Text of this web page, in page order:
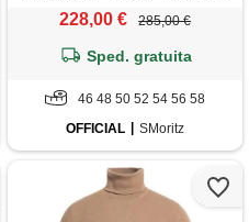
228,00 € 285,00 €
Sped. gratuita
46 48 50 52 54 56 58
OFFICIAL
SMoritz